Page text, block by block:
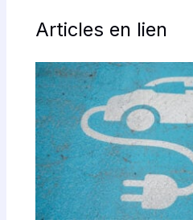
Articles en lien